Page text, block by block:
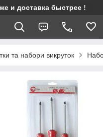
и доставка быстрее !
та набори викруток